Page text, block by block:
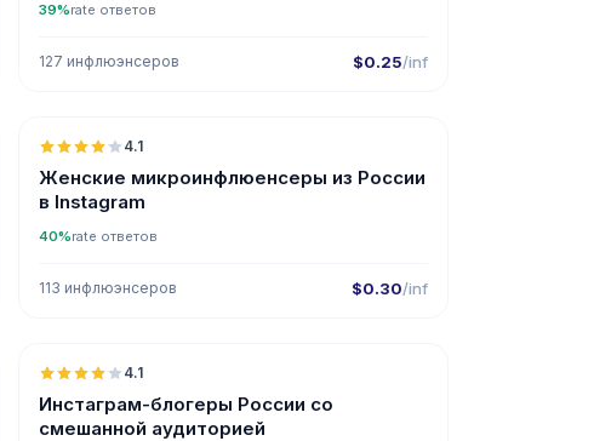
39%rate ответов
127 инфлюэнсеров $0.25/inf
4.1
Женские микроинфлюенсеры из России
в Instagram
40%rate ответов
113 инфлюэнсеров $0.30/inf
4.1
Инстаграм-блогеры России со
смешанной аудиторией